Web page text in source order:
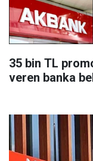
35 bin TL
veren banka